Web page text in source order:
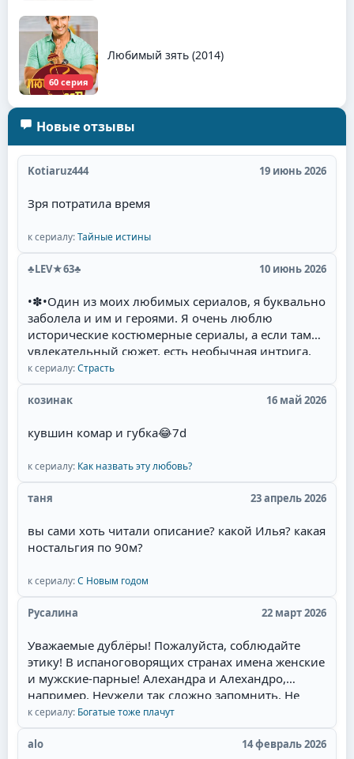
60 серия
Любимый зять (2014)
Новые отзывы
Kotiaruz444 19 июнь 2026
Зря потратила время
к сериалу:Тайные истины
♣LEV★63♣ 10 июнь 2026
•✽•Один из моих любимых сериалов, я буквально
заболела и им и героями. Я очень люблю
исторические костюмерные сериалы, а если там
увлекательный сюжет, есть необычная интрига,
красивые талантливые актёры(Фернандо Колунга,
Себастьян Рульи, Уильям Леви) и их
великолепная игра, то для меня наслаждение
захватывающий сюжет, съёмки в живописных
полное соответствие эпохе, великолепные наряды
актёров и конечно любимая тема в романах и
сериалах- ненависть перерастающая в бешеную
сюжета. у меня даже сложилась мысль, что это
экранизация одного из дамских любовных
которые мечтала увидеть на экране. Привлек сам
образ главного героя - пират.Отдельный респект
за отсутствие моего "любимейшего" сюжетного
ложится с ним, и героиня это видит. Потом
злодейка объявляет о беременности, и герой, как
честный человек, женится. Причём он может
противиться, но героиня сама его отпускает к
другой, мол, ты должен, там ребёнок. При этом
она часто сама беременна. И она выходит замуж
за давно влюблённого в неё парня, но в постель
к сериалу:Страсть
козинак 16 май 2026
кувшин комар и губка😂7d
к сериалу: Как назвать эту любовь?
таня 23 апрель 2026
вы сами хоть читали описание? какой Илья? какая
ностальгия по 90м?
к сериалу:С Новым годом
Русалина 22 март 2026
Уважаемые дублёры! Пожалуйста, соблюдайте
этику! В испаноговорящих странах имена женские
и мужские-парные! Алехандра и Алехандро,
например. Неужели так сложно запомнить. Не
валите всё в одну кучу! Сантьяга - режет ухо!
Мужские имена имеют окончание -о, а женские,
соответственно -а.
к сериалу: Богатые тоже плачут
alo 14 февраль 2026